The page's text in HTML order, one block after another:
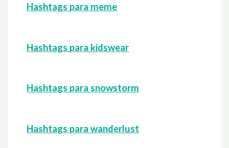
Hashtags para meme
Hashtags para kidswear
Hashtags para snowstorm
Hashtags para wanderlust